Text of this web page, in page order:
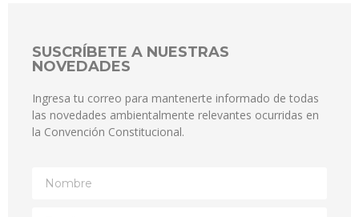
SUSCRÍBETE A NUESTRAS
NOVEDADES
Ingresa tu correo para mantenerte informado de todas
las novedades ambientalmente relevantes ocurridas en
la Convención Constitucional.